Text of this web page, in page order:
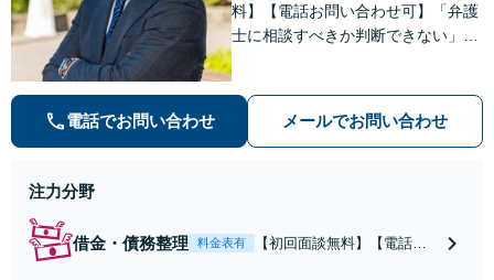
料】【電話お問い合わせ可】「弁護
士に相談すべきか判断できない」と
件など。大学院での受験指導経験が
あり、わかりやすい説明を心がけて
電話でお問い合わせ メールでお問い合わせ
注力分野
借金・債務整理 料金表有
【初回面談無料】【電話相